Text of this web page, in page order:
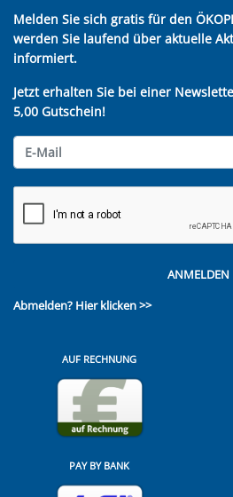
Melden Sie sich gratis für den
werden Sie laufend über aktuelle
informiert.
Jetzt erhalten Sie bei einer
5,00 Gutschein!
ANMELDEN
Abmelden? Hier klicken >>
AUF RECHNUNG
PAY BY BANK